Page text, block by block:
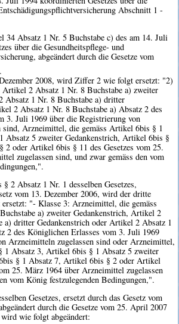
Abschnitt 1 -
34 Absatz 1 Nr. 5 Buchstabe c) des am 14. Juli
über die Gesundheitspflege- und
abgeändert durch die Gesetze vom
2008, wird Ziffer 2 wie folgt ersetzt: "2)
2 Absatz 1 Nr. 8 Buchstabe a) zweiter
Absatz 1 Nr. 8 Buchstabe a) dritter
2 Absatz 1 Nr. 8 Buchstabe a) Absatz 2 des
3. Juli 1969 über die Registrierung von
sind, Arzneimittel, die gemäss Artikel 6bis § 1
Absatz 5 zweiter Gedankenstrich, Artikel 6bis §
2 oder Artikel 6bis § 11 des Gesetzes vom 25.
zugelassen sind, und zwar gemäss den vom
2 Absatz 1 Nr. 1 desselben Gesetzes,
vom 13. Dezember 2006, wird der dritte
"- Klasse 3: Arzneimittel, die gemäss
a) zweiter Gedankenstrich, Artikel 2
a) dritter Gedankenstrich oder Artikel 2 Absatz 1
2 des Königlichen Erlasses vom 3. Juli 1969
Arzneimitteln zugelassen sind oder Arzneimittel,
1 Absatz 3, Artikel 6bis § 1 Absatz 5 zweiter
§ 1 Absatz 7, Artikel 6bis § 2 oder Artikel
25. März 1964 über Arzneimittel zugelassen
vom König festzulegenden Bedingungen,".
Gesetzes, ersetzt durch das Gesetz vom
durch die Gesetze vom 25. April 2007
wie folgt abgeändert: